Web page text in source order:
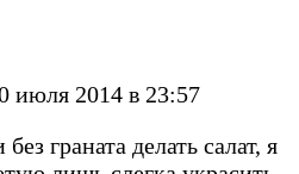
июля 2014 в 23:57
граната делать салат, я